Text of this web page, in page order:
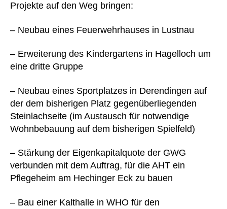
Projekte auf den Weg bringen:
– Neubau eines Feuerwehrhauses in Lustnau
– Erweiterung des Kindergartens in Hagelloch um
eine dritte Gruppe
– Neubau eines Sportplatzes in Derendingen auf
der dem bisherigen Platz gegenüberliegenden
Steinlachseite (im Austausch für notwendige
Wohnbebauung auf dem bisherigen Spielfeld)
– Stärkung der Eigenkapitalquote der GWG
verbunden mit dem Auftrag, für die AHT ein
Pflegeheim am Hechinger Eck zu bauen
– Bau einer Kalthalle in WHO für den